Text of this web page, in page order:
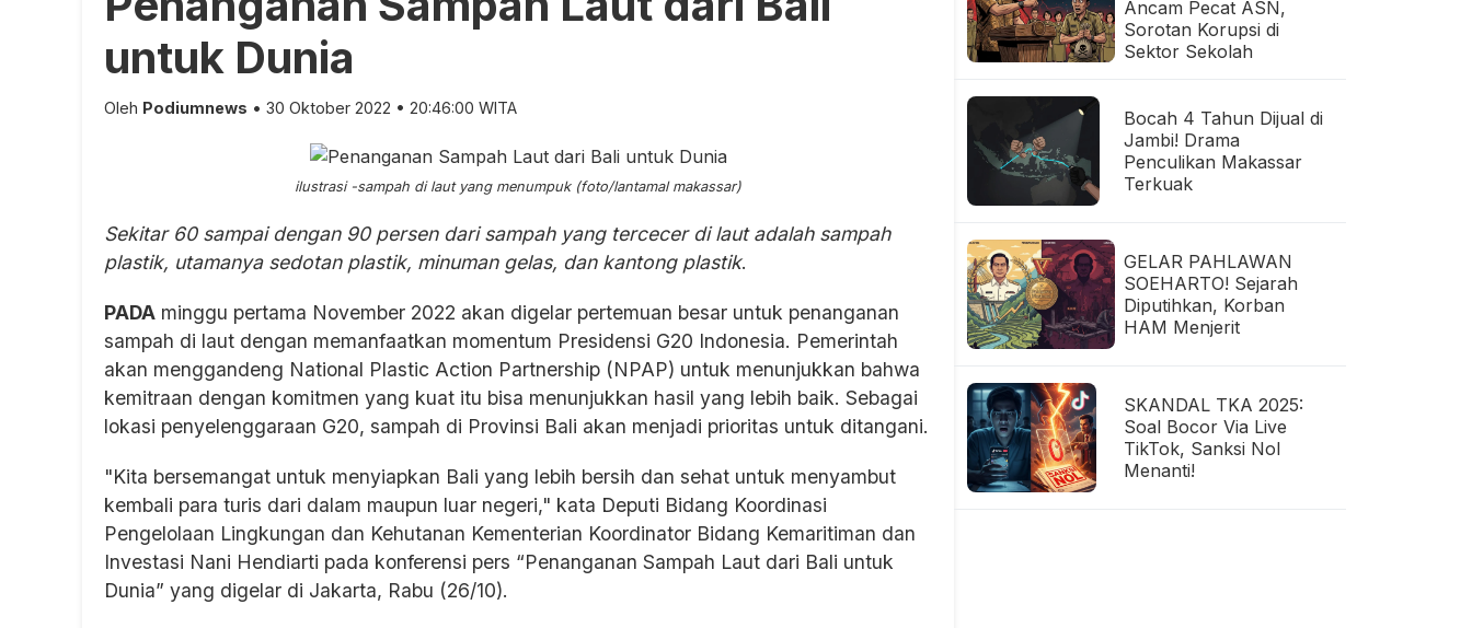
untuk Dunia
Oleh Podiumnews • 30 Oktober 2022 • 20:46:00 WITA
ilustrasi -sampah di laut yang menumpuk (foto/lantamal makassar)
Sekitar 60 sampai dengan 90 persen dari sampah yang tercecer di laut adalah sampah
plastik, utamanya sedotan plastik, minuman gelas, dan kantong plastik.
PADA minggu pertama November 2022 akan digelar pertemuan besar untuk penanganan
sampah di laut dengan memanfaatkan momentum Presidensi G20 Indonesia. Pemerintah
akan menggandeng National Plastic Action Partnership (NPAP) untuk menunjukkan bahwa
kemitraan dengan komitmen yang kuat itu bisa menunjukkan hasil yang lebih baik. Sebagai
lokasi penyelenggaraan G20, sampah di Provinsi Bali akan menjadi prioritas untuk ditangani.
"Kita bersemangat untuk menyiapkan Bali yang lebih bersih dan sehat untuk menyambut
kembali para turis dari dalam maupun luar negeri," kata Deputi Bidang Koordinasi
Pengelolaan Lingkungan dan Kehutanan Kementerian Koordinator Bidang Kemaritiman dan
Investasi Nani Hendiarti pada konferensi pers “Penanganan Sampah Laut dari Bali untuk
Dunia” yang digelar di Jakarta, Rabu (26/10).
Ancam Pecat ASN,
Sorotan Korupsi di
Sektor Sekolah
Bocah 4 Tahun Dijual di
Jambi! Drama
Penculikan Makassar
Terkuak
GELAR PAHLAWAN
SOEHARTO! Sejarah
Diputihkan, Korban
HAM Menjerit
SKANDAL TKA 2025:
Soal Bocor Via Live
TikTok, Sanksi Nol
Menanti!